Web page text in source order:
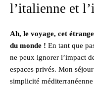
l’italienne et
Ah, le voyage, cet
du monde ! En tant que
ne peux ignorer l’impact
espaces privés. Mon
simplicité